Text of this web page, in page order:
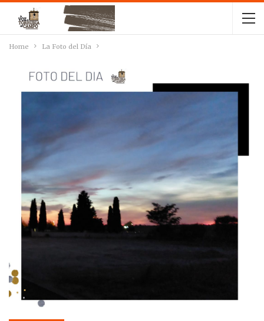
Home La Foto del Día